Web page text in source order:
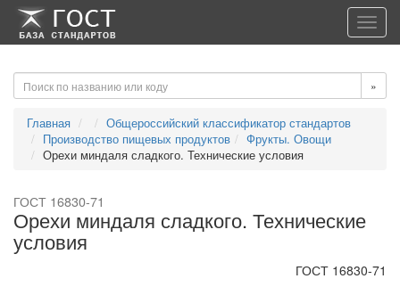
-->-->
»
Главная
Общероссийский классификатор стандартов
Производство пищевых продуктов
Фрукты. Овощи
Орехи миндаля сладкого. Технические условия
ГОСТ 16830-71
Орехи миндаля сладкого. Технические
условия
ГОСТ 16830-71